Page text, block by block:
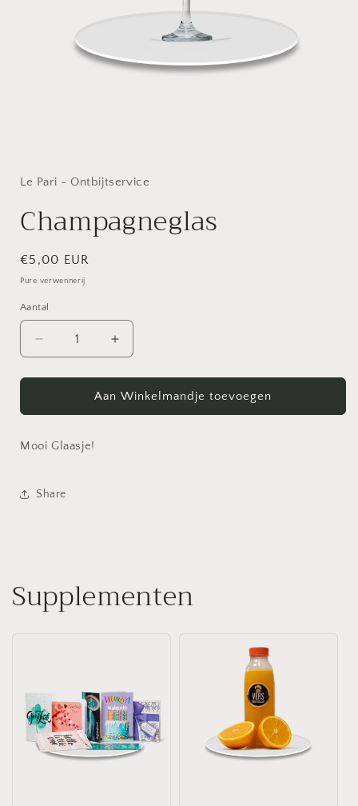
in
Le Pari - Ontbijtservice
Champagneglas
Normale
prijs
€5,00 EUR
Pure verwennerij
Aantal
Aantal
Aantal
verlagen
voor
Champagneglas
Aantal
verhogen
voor
Champagneglas
Aan Winkelmandje toevoegen
Mooi Glaasje!
Share
Supplementen